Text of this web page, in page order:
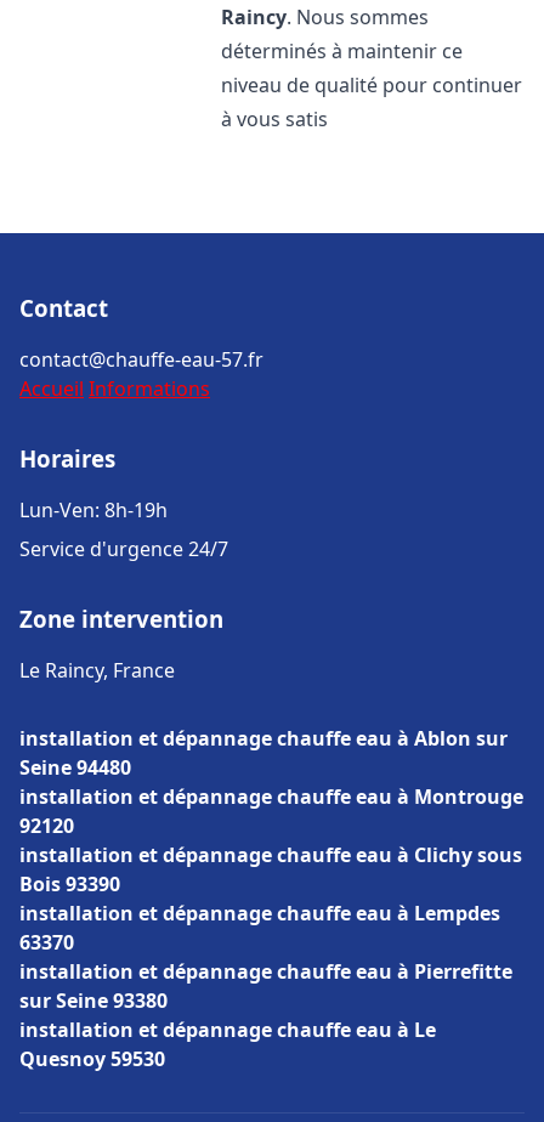
Raincy. Nous sommes
déterminés à maintenir ce
niveau de qualité pour continuer
à vous satis
Contact
contact@chauffe-eau-57.fr
Accueil Informations
Horaires
Lun-Ven: 8h-19h
Service d'urgence 24/7
Zone intervention
Le Raincy, France
installation et dépannage chauffe eau à Ablon sur
Seine 94480
installation et dépannage chauffe eau à Montrouge
92120
installation et dépannage chauffe eau à Clichy sous
Bois 93390
installation et dépannage chauffe eau à Lempdes
63370
installation et dépannage chauffe eau à Pierrefitte
sur Seine 93380
installation et dépannage chauffe eau à Le
Quesnoy 59530